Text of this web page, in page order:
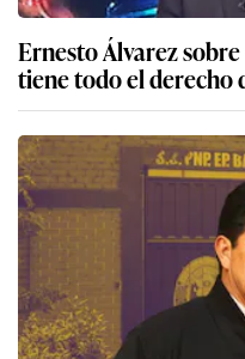
Ernesto Álvarez
tiene todo el derecho